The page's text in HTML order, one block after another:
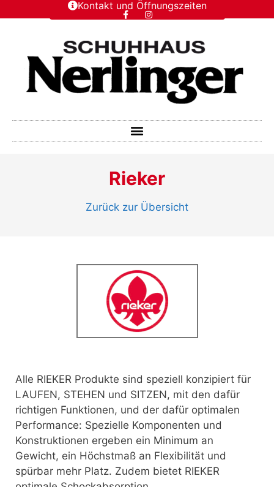
Kontakt und Öffnungszeiten
Rieker
Zurück zur Übersicht
Alle RIEKER Produkte sind speziell konzipiert für
LAUFEN, STEHEN und SITZEN, mit den dafür
richtigen Funktionen, und der dafür optimalen
Performance: Spezielle Komponenten und
Konstruktionen ergeben ein Minimum an
Gewicht, ein Höchstmaß an Flexibilität und
spürbar mehr Platz. Zudem bietet RIEKER